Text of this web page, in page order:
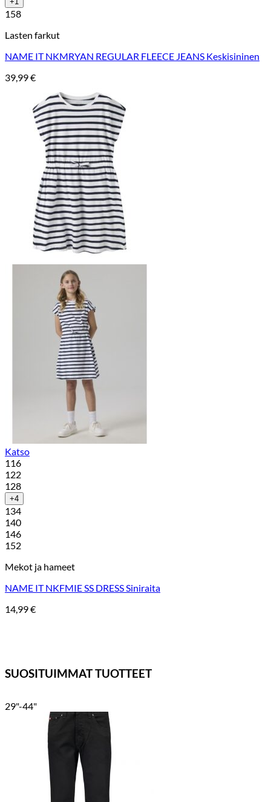
158
Lasten farkut
NAME IT NKMRYAN REGULAR FLEECE JEANS Keskisininen
39,99€
Katso
116
122
128
+4
134
140
146
152
Mekot ja hameet
NAME IT NKFMIE SS DRESS Siniraita
14,99€
SUOSITUIMMAT TUOTTEET
29"-44"